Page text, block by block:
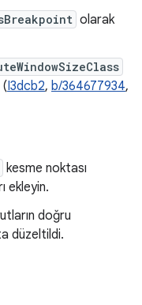
olarak
I3dcb2, b/364677934,
kesme noktası
ekleyin.
doğru
düzeltildi.